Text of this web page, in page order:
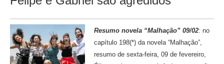
Resumo novela “Malhação” 09/02: no
capítulo 198(*) da novela “Malhação”,
resumo de sexta-feira, 09 de fevereiro,